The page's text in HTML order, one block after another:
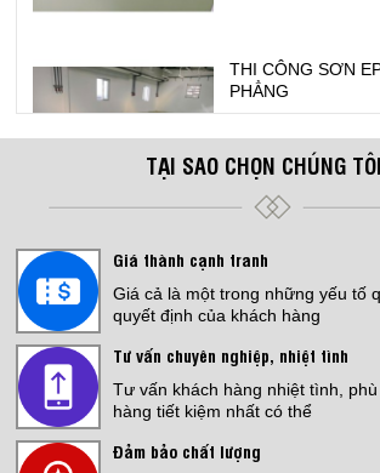
Giá:Liên hệ
Bếp Điện Fujicook
Giá:4,500,000 đ
Bếp Điện Fujicook -
Giá:
TẠI SAO CHỌN CHÚNG
Giá thành cạnh tranh
Giá cả là một trong những yếu tố
quyết định của khách hàng
Tư vấn chuyên nghiệp, nhiệt tình
Tư vấn khách hàng nhiệt tình,
hàng tiết kiệm nhất có thể
Đảm bảo chất lượng